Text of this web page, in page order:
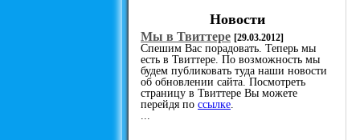
Новости
Мы в Твиттере [29.03.2012]
Спешим Вас порадовать. Теперь мы
есть в Твиттере. По возможность мы
будем публиковать туда наши новости
об обновлении сайта. Посмотреть
страницу в Твиттере Вы можете
перейдя по ссылке